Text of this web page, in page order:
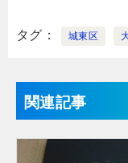
タグ 城東区
関連記事